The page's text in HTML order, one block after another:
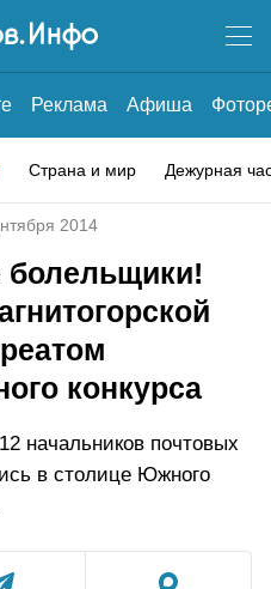
Реклама Афиша
Страна и мир Дежурная
2014
конкурса
начальников почтовых
в столице Южного